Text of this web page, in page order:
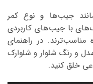
جیب‌ها و نوع کمر
با جیب‌های کاربردی
مناسب‌ترند. در راهنمای
و رنگ شلوار و شلوارک
خلق کنید.